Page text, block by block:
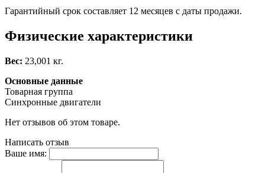
Гарантийный срок составляет 12 месяцев с даты продажи.
Физические характеристики
Вес: 23,001 кг.
Основные данные
Товарная группа
Синхронные двигатели
Нет отзывов об этом товаре.
Написать отзыв
Ваше имя: